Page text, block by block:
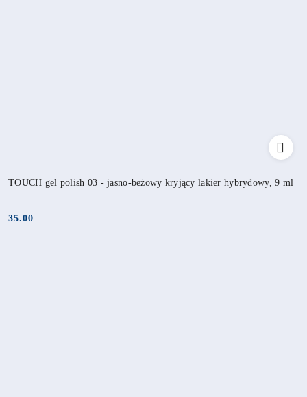
TOUCH gel polish 03 - jasno-beżowy kryjący lakier hybrydowy, 9 ml
Cena:
35.00